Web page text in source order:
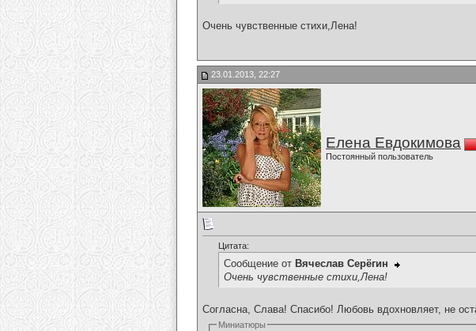
Очень чувственные стихи,Лена!
23.01.2013, 22:27
Елена Евдокимова
Постоянный пользователь
Цитата:
Сообщение от Вячеслав Серёгин
Очень чувственные стихи,Лена!
Согласна, Слава! Спасибо! Любовь вдохновляет, не
Миниатюры